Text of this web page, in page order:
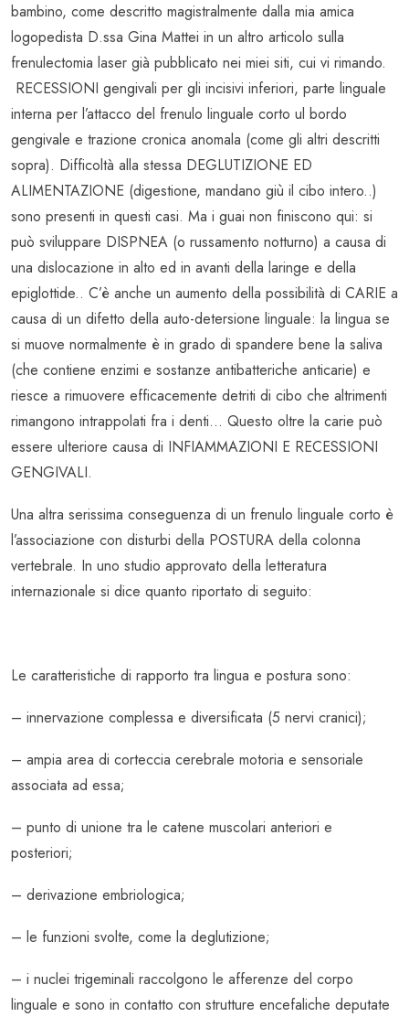
bambino, come descritto magistralmente dalla mia amica
logopedista D.ssa Gina Mattei in un altro articolo sulla
frenulectomia laser già pubblicato nei miei siti, cui vi rimando.
RECESSIONI gengivali per gli incisivi inferiori, parte linguale
interna per l’attacco del frenulo linguale corto ul bordo
gengivale e trazione cronica anomala (come gli altri descritti
sopra). Difficoltà alla stessa DEGLUTIZIONE ED
ALIMENTAZIONE (digestione, mandano giù il cibo intero..)
sono presenti in questi casi. Ma i guai non finiscono qui: si
può sviluppare DISPNEA (o russamento notturno) a causa di
una dislocazione in alto ed in avanti della laringe e della
epiglottide.. C’è anche un aumento della possibilità di CARIE a
causa di un difetto della auto-detersione linguale: la lingua se
si muove normalmente è in grado di spandere bene la saliva
(che contiene enzimi e sostanze antibatteriche anticarie) e
riesce a rimuovere efficacemente detriti di cibo che altrimenti
rimangono intrappolati fra i denti… Questo oltre la carie può
essere ulteriore causa di INFIAMMAZIONI E RECESSIONI
GENGIVALI.
Una altra serissima conseguenza di un frenulo linguale corto è
l’associazione con disturbi della POSTURA della colonna
vertebrale. In uno studio approvato della letteratura
internazionale si dice quanto riportato di seguito:
Le caratteristiche di rapporto tra lingua e postura sono:
– innervazione complessa e diversificata (5 nervi cranici);
– ampia area di corteccia cerebrale motoria e sensoriale
associata ad essa;
– punto di unione tra le catene muscolari anteriori e
posteriori;
– derivazione embriologica;
– le funzioni svolte, come la deglutizione;
– i nuclei trigeminali raccolgono le afferenze del corpo
linguale e sono in contatto con strutture encefaliche deputate